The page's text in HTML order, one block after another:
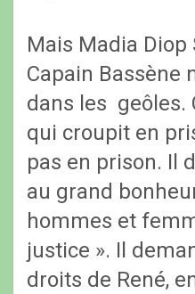
Mais Madia Diop
Capain Bassène
dans les geôles.
qui croupit en
pas en prison. Il
au grand
hommes et
justice ». Il
droits de René,